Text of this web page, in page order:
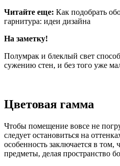
Читайте еще: Как подобрать
гарнитура: идеи дизайна
На заметку!
Полумрак и блеклый свет
сужению стен, и без того уже
Цветовая гамма
Чтобы помещение вовсе не
следует остановиться на
особенность заключается в том,
предметы, делая пространство